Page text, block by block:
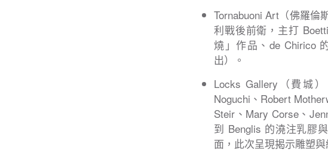
Tornabuoni Art（佛羅倫
利戰後前衛，主打
燒」作品、de Chirico
出）。
Locks Gallery（費城
Noguchi、Robert
Steir、Mary Corse、
到 Benglis 的澆注乳膠
面，此次呈現揭示雕塑